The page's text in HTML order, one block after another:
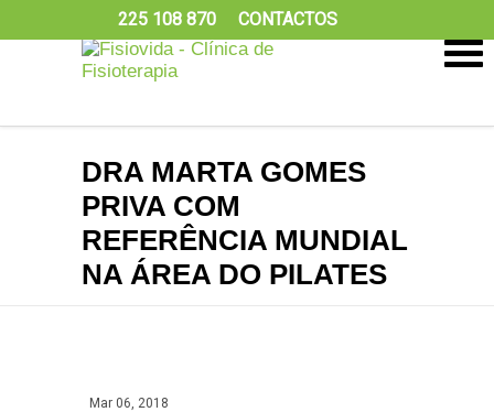
225 108 870 CONTACTOS
DRA MARTA GOMES
PRIVA COM
REFERÊNCIA MUNDIAL
NA ÁREA DO PILATES
Mar 06, 2018